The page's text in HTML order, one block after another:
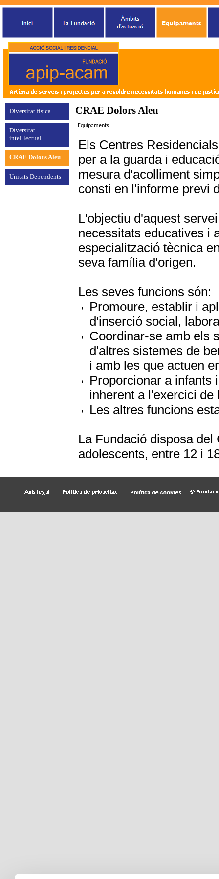
Diversitat física
Diversitat
intel·lectual
CRAE Dolors Aleu
Unitats Dependents
CRAE Dolors Aleu
Equipaments
Els Centres
per a la guarda i
mesura d'acolliment
consti en l'informe previ
L'objectiu d'aquest
necessitats educatives i
especialització tècnica
seva família d'origen.
Les seves funcions són:
Promoure, establir i
d'inserció social,
Coordinar-se amb els
d'altres sistemes de
i amb les que actuen
Proporcionar a infants
inherent a l'exercici de
Les altres funcions
La Fundació disposa
adolescents, entre 12 i